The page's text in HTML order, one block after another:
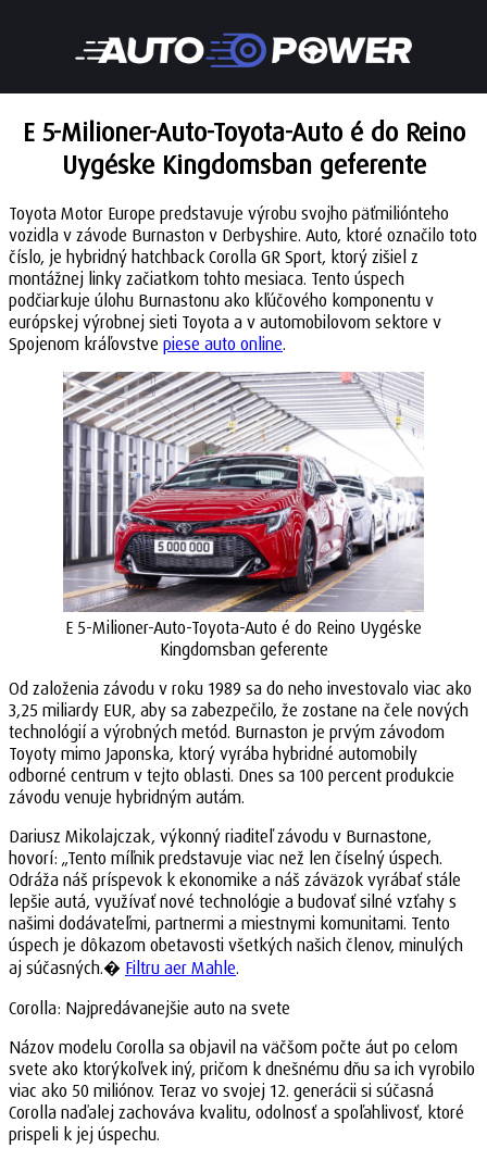
E 5-Milioner-Auto-Toyota-Auto é do Reino
Uygéske Kingdomsban geferente
Toyota Motor Europe predstavuje výrobu svojho päťmiliónteho
vozidla v závode Burnaston v Derbyshire. Auto, ktoré označilo toto
číslo, je hybridný hatchback Corolla GR Sport, ktorý zišiel z
montážnej linky začiatkom tohto mesiaca. Tento úspech
podčiarkuje úlohu Burnastonu ako kľúčového komponentu v
európskej výrobnej sieti Toyota a v automobilovom sektore v
Spojenom kráľovstve piese auto online.
E 5-Milioner-Auto-Toyota-Auto é do Reino Uygéske
Kingdomsban geferente
Od založenia závodu v roku 1989 sa do neho investovalo viac ako
3,25 miliardy EUR, aby sa zabezpečilo, že zostane na čele nových
technológií a výrobných metód. Burnaston je prvým závodom
Toyoty mimo Japonska, ktorý vyrába hybridné automobily
odborné centrum v tejto oblasti. Dnes sa 100 percent produkcie
závodu venuje hybridným autám.
Dariusz Mikolajczak, výkonný riaditeľ závodu v Burnastone,
hovorí: „Tento míľnik predstavuje viac než len číselný úspech.
Odráža náš príspevok k ekonomike a náš záväzok vyrábať stále
lepšie autá, využívať nové technológie a budovať silné vzťahy s
našimi dodávateľmi, partnermi a miestnymi komunitami. Tento
úspech je dôkazom obetavosti všetkých našich členov, minulých
aj súčasných.� Filtru aer Mahle.
Corolla: Najpredávanejšie auto na svete
Názov modelu Corolla sa objavil na väčšom počte áut po celom
svete ako ktorýkoľvek iný, pričom k dnešnému dňu sa ich vyrobilo
viac ako 50 miliónov. Teraz vo svojej 12. generácii si súčasná
Corolla naďalej zachováva kvalitu, odolnosť a spoľahlivosť, ktoré
prispeli k jej úspechu.